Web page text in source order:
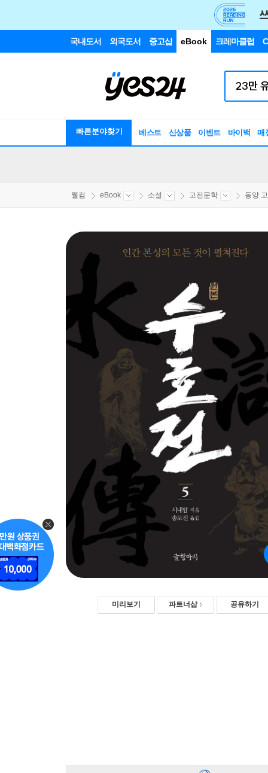
국내도서 외국도서 중고샵 eBook 크레마클럽
빠른분야찾기 베스트 신상품 이벤트 바이백 매
웰컴 eBook 소설 고전문학 동양
미리보기 파트너샵 공유하기